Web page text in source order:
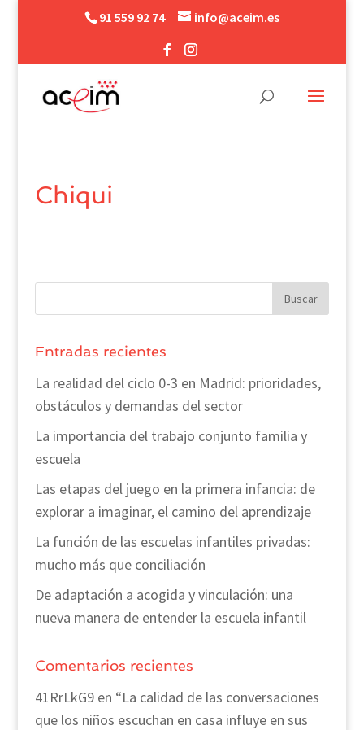
91 559 92 74 info@aceim.es
Chiqui
Entradas recientes
La realidad del ciclo 0-3 en Madrid: prioridades,
obstáculos y demandas del sector
La importancia del trabajo conjunto familia y
escuela
Las etapas del juego en la primera infancia: de
explorar a imaginar, el camino del aprendizaje
La función de las escuelas infantiles privadas:
mucho más que conciliación
De adaptación a acogida y vinculación: una
nueva manera de entender la escuela infantil
Comentarios recientes
41RrLkG9en “La calidad de las conversaciones
que los niños escuchan en casa influye en sus